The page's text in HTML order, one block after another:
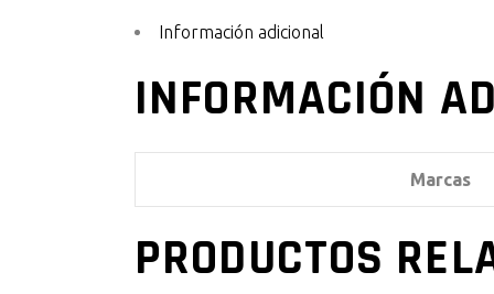
Información adicional
INFORMACIÓN
Marcas
PRODUCTOS